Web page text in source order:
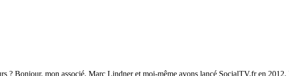
? Bonjour, mon associé, Marc Lindner et moi-même avons lancé SocialTV.fr en